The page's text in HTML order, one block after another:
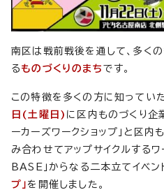
南区は戦前戦後を通して、多く
る ものづくりのまち です。
この特徴を多くの方に知っていた
日(土曜日) に区内ものづくり企
ーカーズワークショップ」と区
み合わせてアップサイクルするワ
BASE」からなる二本立てイベン
プ」 を開催しました。